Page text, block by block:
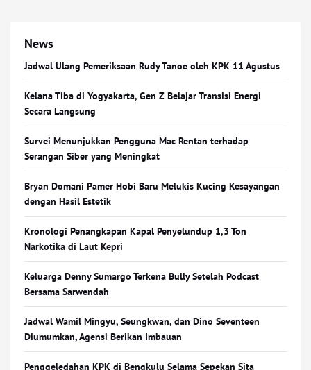
News
Jadwal Ulang Pemeriksaan Rudy Tanoe oleh KPK 11 Agustus
Kelana Tiba di Yogyakarta, Gen Z Belajar Transisi Energi
Secara Langsung
Survei Menunjukkan Pengguna Mac Rentan terhadap
Serangan Siber yang Meningkat
Bryan Domani Pamer Hobi Baru Melukis Kucing Kesayangan
dengan Hasil Estetik
Kronologi Penangkapan Kapal Penyelundup 1,3 Ton
Narkotika di Laut Kepri
Keluarga Denny Sumargo Terkena Bully Setelah Podcast
Bersama Sarwendah
Jadwal Wamil Mingyu, Seungkwan, dan Dino Seventeen
Diumumkan, Agensi Berikan Imbauan
Penggeledahan KPK di Bengkulu Selama Sepekan Sita